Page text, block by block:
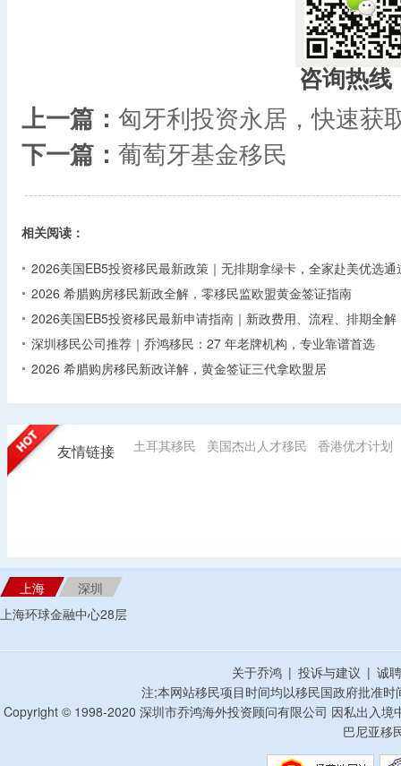
咨询热线
上一篇： 匈牙利投资永居，快速获
下一篇： 葡萄牙基金移民
相关阅读：
2026美国EB5投资移民最新政策｜无排期拿绿卡，全家赴美优选通
2026 希腊购房移民新政全解，零移民监欧盟黄金签证指南
2026美国EB5投资移民最新申请指南｜新政费用、流程、排期全解
深圳移民公司推荐｜乔鸿移民：27 年老牌机构，专业靠谱首选
2026 希腊购房移民新政详解，黄金签证三代拿欧盟居
友情链接 土耳其移民 美国杰出人才移民 香港优才计划
上海
深圳
上海环球金融中心28层
关于乔鸿 | 投诉与建议 | 诚
注;本网站移民项目时间均以移民国政府批准
Copyright © 1998-2020 深圳市乔鸿海外投资顾问有限公司 因私出入
巴尼亚移